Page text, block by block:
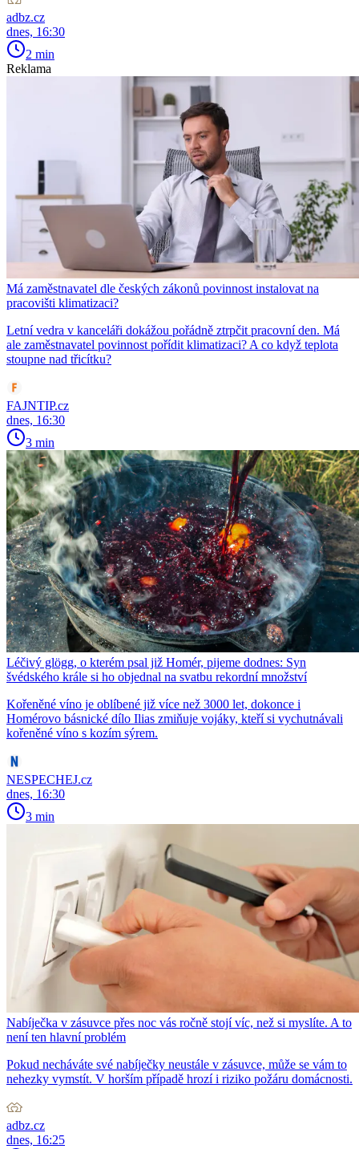
adbz.cz
dnes, 16:30
2 min
Reklama
Má zaměstnavatel dle českých zákonů povinnost instalovat na
pracovišti klimatizaci?
Letní vedra v kanceláři dokážou pořádně ztrpčit pracovní den. Má
ale zaměstnavatel povinnost pořídit klimatizaci? A co když teplota
stoupne nad třicítku?
FAJNTIP.cz
dnes, 16:30
3 min
Léčivý glögg, o kterém psal již Homér, pijeme dodnes: Syn
švédského krále si ho objednal na svatbu rekordní množství
Kořeněné víno je oblíbené již více než 3000 let, dokonce i
Homérovo básnické dílo Ilias zmiňuje vojáky, kteří si vychutnávali
kořeněné víno s kozím sýrem.
NESPECHEJ.cz
dnes, 16:30
3 min
Nabíječka v zásuvce přes noc vás ročně stojí víc, než si myslíte. A to
není ten hlavní problém
Pokud necháváte své nabíječky neustále v zásuvce, může se vám to
nehezky vymstít. V horším případě hrozí i riziko požáru domácnosti.
adbz.cz
dnes, 16:25